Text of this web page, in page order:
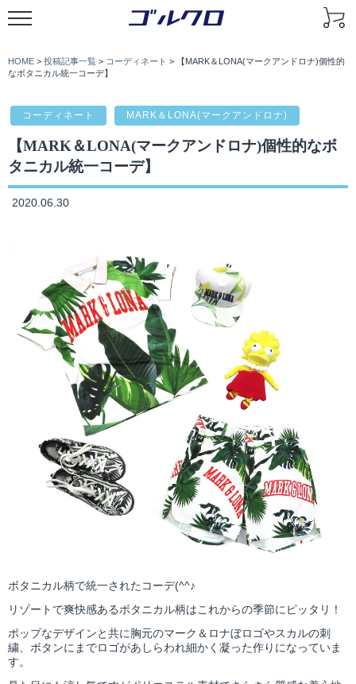
HOME > 投稿記事一覧 > コーディネート >
【MARK＆LONA(マークアンドロナ)個性的
なボタニカル統一コーデ】
コーディネート MARK＆LONA(マークアンドロナ)
【MARK＆LONA(マークアンドロナ)個性的なボ
タニカル統一コーデ】
2020.06.30
ボタニカル柄で統一されたコーデ(^^♪
リゾートで爽快感あるボタニカル柄はこれからの季節にピッタリ！
ポップなデザインと共に胸元のマーク＆ロナぼロゴやスカルの刺
繍、ボタンにまでロゴがあしらわれ細かく凝った作りになっていま
す。